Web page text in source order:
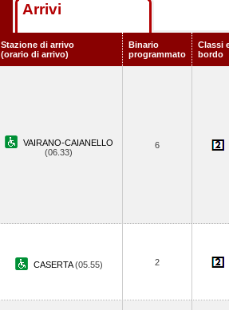
Arrivi
Stazione di arrivo
(orario di arrivo)
Binario
programmato
Classi
bordo
VAIRANO-CAIANELLO
(06.33)
6
CASERTA(05.55) 2